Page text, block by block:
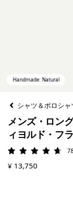
シャツ＆ポロシャ
メンズ・ロン
ィヨルド・フ
評価: 4.7 / 5
¥ 13,750